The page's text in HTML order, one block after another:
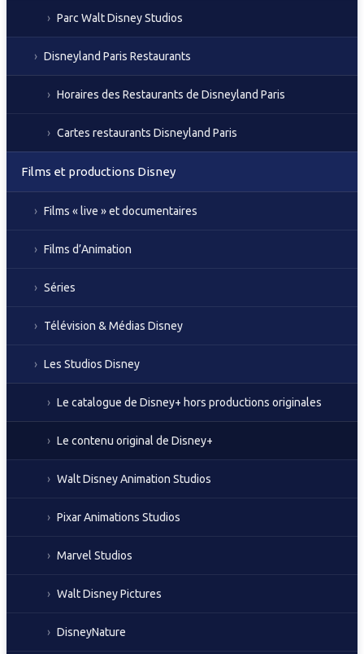
Parc Walt Disney Studios
Disneyland Paris Restaurants
Horaires des Restaurants de Disneyland Paris
Cartes restaurants Disneyland Paris
Films et productions Disney
Films « live » et documentaires
Films d’Animation
Séries
Télévision & Médias Disney
Les Studios Disney
Le catalogue de Disney+ hors productions originales
Le contenu original de Disney+
Walt Disney Animation Studios
Pixar Animations Studios
Marvel Studios
Walt Disney Pictures
DisneyNature